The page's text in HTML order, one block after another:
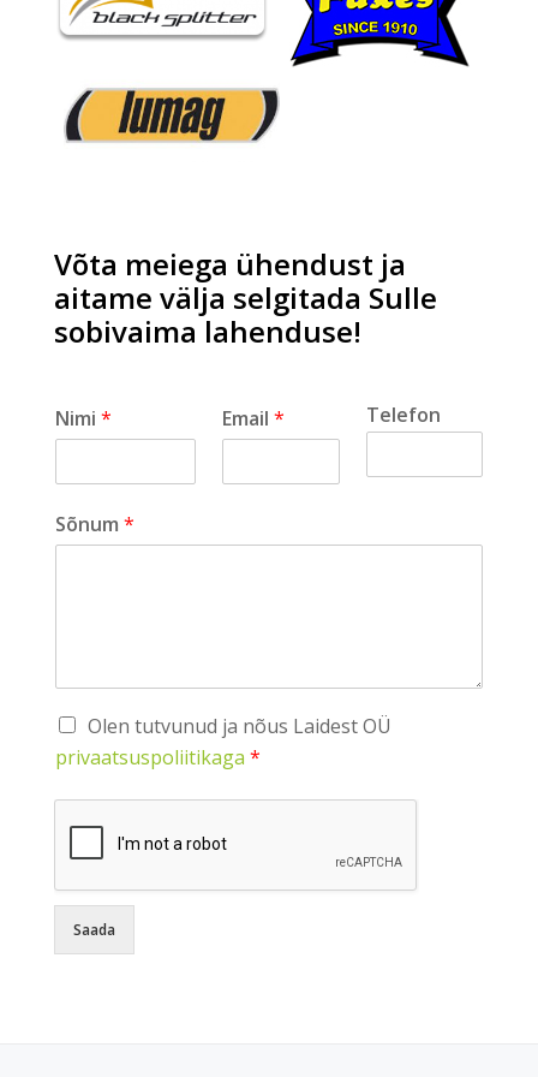
Võta meiega ühendust ja
aitame välja selgitada Sulle
sobivaima lahenduse!
Nimi * Email* Telefon
Sõnum *
Olen tutvunud ja nõus Laidest OÜ
privaatsuspoliitikaga *
Saada